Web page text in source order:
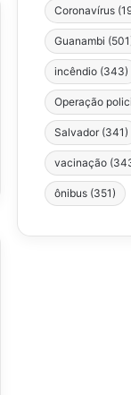
Coronavírus
Guanambi
incêndio (343)
Operação
Salvador (341)
vacinação
ônibus (351)